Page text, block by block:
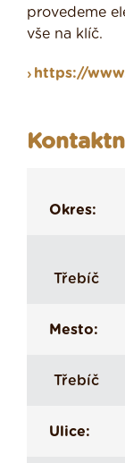
provedeme
vše na klíč.
https://
Okres:
Třebíč
Mesto:
Třebíč
Ulice: